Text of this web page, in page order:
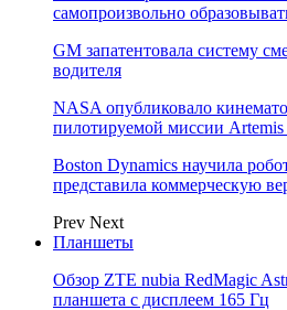
самопроизвольно
GM запатентовала систему
водителя
NASA опубликовало
пилотируемой миссии
Boston Dynamics научила
представила коммерческую
Prev Next
Планшеты
Обзор ZTE nubia RedMagic
планшета с дисплеем 165 Гц